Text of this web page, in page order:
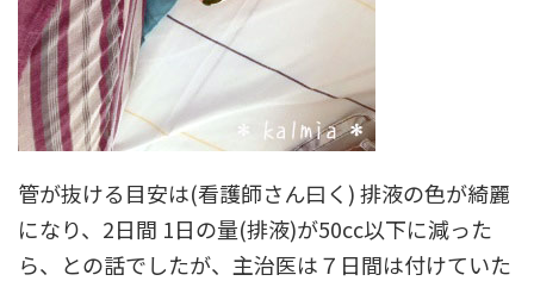
管が抜ける目安は(看護師さん曰く) 排液の色が綺麗
になり、2日間 1日の量(排液)が50cc以下に減った
ら、との話でしたが、主治医は７日間は付けていた